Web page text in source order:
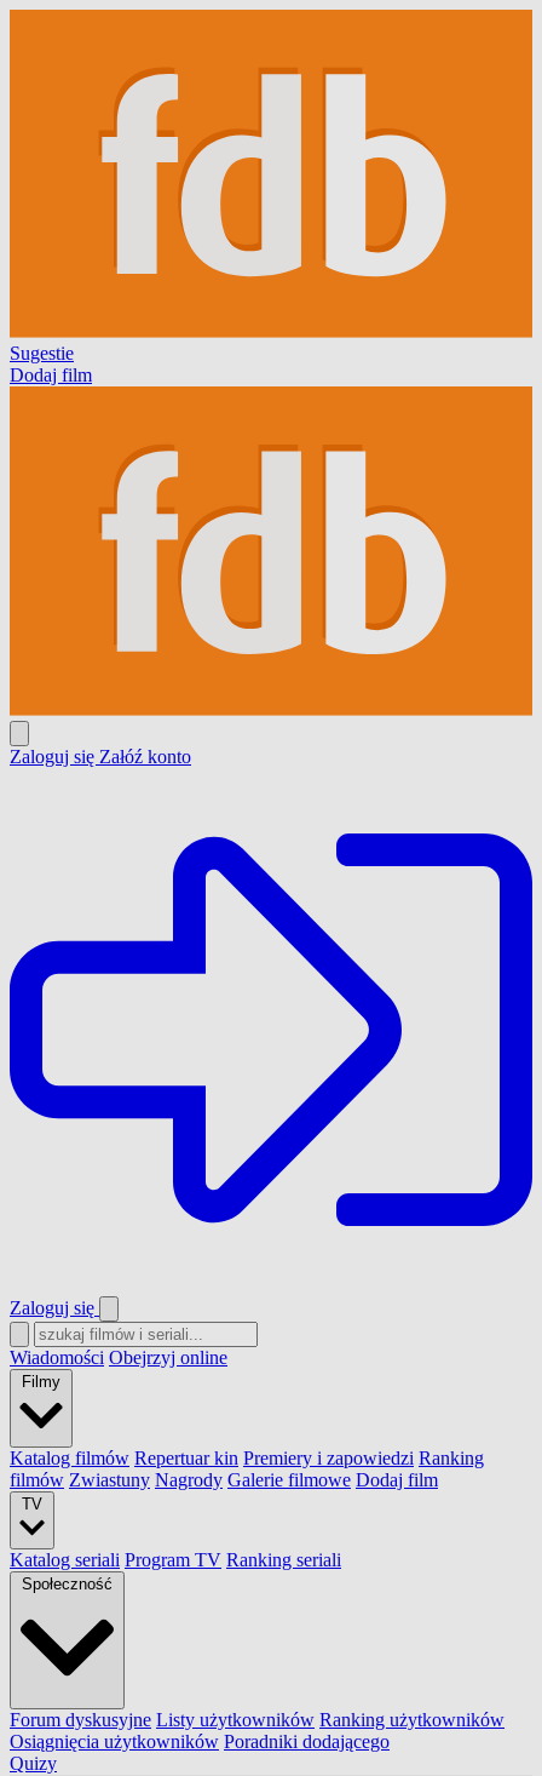
Sugestie
Dodaj film
Zaloguj się Załóź konto
Zaloguj się
Wiadomości Obejrzyj online
Filmy
Katalog filmów Repertuar kin Premiery i zapowiedzi Ranking
filmów Zwiastuny Nagrody Galerie filmowe Dodaj film
TV
Katalog seriali Program TV Ranking seriali
Społeczność
Forum dyskusyjne Listy użytkowników Ranking użytkowników
Osiągnięcia użytkowników Poradniki dodającego
Quizy